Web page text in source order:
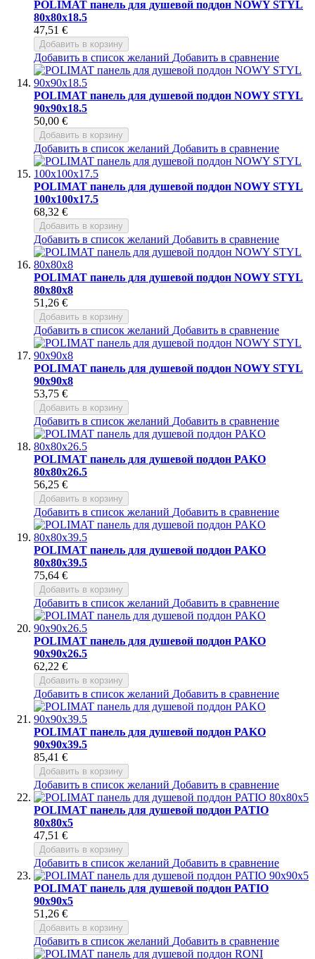
POLIMAT панель для душевой поддон NOWY STYL
80x80x18.5
47,51 €
Добавить в корзину
Добавить в список желаний Добавить в сравнение
POLIMAT панель для душевой поддон NOWY STYL
90x90x18.5
50,00 €
Добавить в корзину
Добавить в список желаний Добавить в сравнение
POLIMAT панель для душевой поддон NOWY STYL
100x100x17.5
68,32 €
Добавить в корзину
Добавить в список желаний Добавить в сравнение
POLIMAT панель для душевой поддон NOWY STYL
80x80x8
51,26 €
Добавить в корзину
Добавить в список желаний Добавить в сравнение
POLIMAT панель для душевой поддон NOWY STYL
90x90x8
53,75 €
Добавить в корзину
Добавить в список желаний Добавить в сравнение
POLIMAT панель для душевой поддон PAKO
80x80x26.5
56,25 €
Добавить в корзину
Добавить в список желаний Добавить в сравнение
POLIMAT панель для душевой поддон PAKO
80x80x39.5
75,64 €
Добавить в корзину
Добавить в список желаний Добавить в сравнение
POLIMAT панель для душевой поддон PAKO
90x90x26.5
62,22 €
Добавить в корзину
Добавить в список желаний Добавить в сравнение
POLIMAT панель для душевой поддон PAKO
90x90x39.5
85,41 €
Добавить в корзину
Добавить в список желаний Добавить в сравнение
POLIMAT панель для душевой поддон PATIO
80x80x5
47,51 €
Добавить в корзину
Добавить в список желаний Добавить в сравнение
POLIMAT панель для душевой поддон PATIO
90x90x5
51,26 €
Добавить в корзину
Добавить в список желаний Добавить в сравнение